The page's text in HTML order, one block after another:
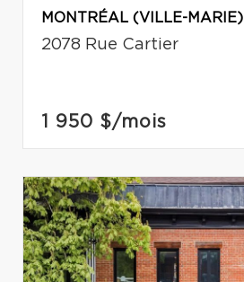
MONTRÉAL (VILLE-MARIE)
2078 Rue Cartier
1 950 $/mois